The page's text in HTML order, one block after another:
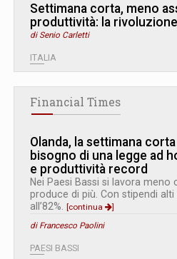
Settimana corta, meno
produttività: la
di Senio Carletti
ITALIA
Financial Times
Olanda, la settimana
bisogno di una legge ad
e produttività record
Nei Paesi Bassi si lavora meno
produce di più. Con stipendi
all’82%. [continua
]
di Francesco Paolini
PAESI BASSI